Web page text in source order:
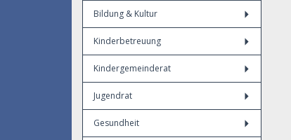
Bildung & Kultur
Kinderbetreuung
Kindergemeinderat
Jugendrat
Gesundheit